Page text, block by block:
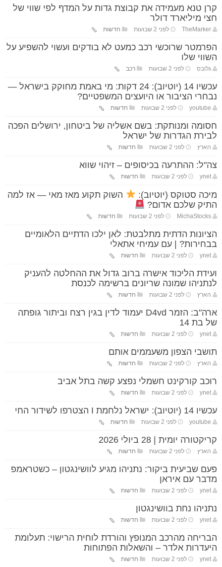
קרן טנא מעמידה את קבוצת גדות על המדף לפי שווי של
חצי מיליארד דולר
TheMarker לפני 2 שבועות חדשות
הפרמטר שרוכשי רכב כמעט לא בודקים ועשוי להשפיע על
השווי שלו
גלובס לפני 2 שבועות רכב
עכשיו 14 (יוטיוב): 24 דקות: מי באמת מחוקק בישראל —
נבחרי הציבור או היועצים המשפטיים?
youtube לפני 2 שבועות חדשות
חסומה ומנותקת: בשם אשליה של ביטחון, ירושלים הפכה
לבירת הגדרות של ישראל
הארץ לפני 2 שבועות חדשות
צה"ל: ההתרעה בכיסופים – זיהוי שווא
ynet לפני 2 שבועות חדשות
מיכה סטוקס (יוטיוב):
השוק תקוע מאז מאי — אז למה
התיק שלכם אדום?
MichaStocks לפני 2 שבועות חדשות
הציונות הדתית מתלבטת: לאן ילכו הדתיים הלאומיים
בבחירות? | עם עמיחי אתאלי
ynet לפני 2 שבועות חדשות
ועידת הליכוד אישרה ברוב גדול את ההחלטה להעניק
לנתניהו שמונה שריונים ברשימה לכנסת
הארץ לפני 2 שבועות חדשות
ארה"ב: הזמר D4vd יעמוד לדין בגין רצח וביתור גופתה
של בת 14
ynet לפני 2 שבועות חדשות
תושבי הצפון משעממים אותם
הארץ לפני 2 שבועות חדשות
רוכב קורקינט חשמלי נפצע קשה בתל אביב
ynet לפני 2 שבועות חדשות
עכשיו 14 (יוטיוב): ישראל נלחמת I הצטרפו לשידור החי
youtube לפני 2 שבועות חדשות
קריקטורה יומית | 28 ביולי 2026
הארץ לפני 2 שבועות חדשות
פעם שביעית ביקור: נתניהו מגיע לוושינגטון – כשטראמפ
מדבר עם איראן
ynet לפני 2 שבועות חדשות
נתניהו נחת בוושינגטון
ynet לפני 2 שבועות חדשות
הבריחה מהרכב המנופץ והורדת לוחית הרישוי: תעלומת
היעדרות אלדר – והשאלות הפתוחות
ynet לפני 2 שבועות חדשות